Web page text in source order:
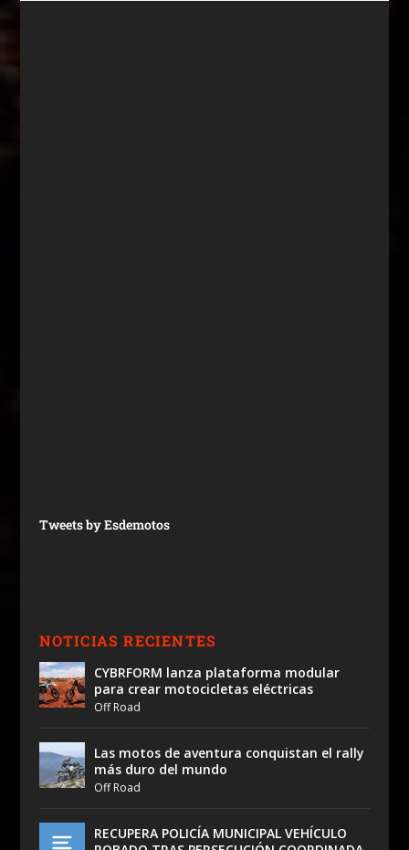
Tweets by Esdemotos
NOTICIAS RECIENTES
CYBRFORM lanza plataforma modular
para crear motocicletas eléctricas
Off Road
Las motos de aventura conquistan el rally
más duro del mundo
Off Road
RECUPERA POLICÍA MUNICIPAL VEHÍCULO